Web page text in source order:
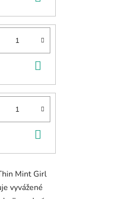
KOŠÍKU
KOŠÍKU
KOŠÍKU